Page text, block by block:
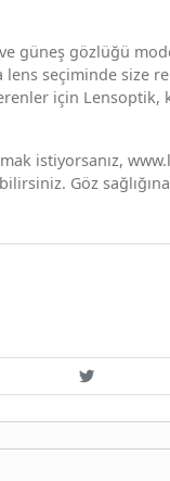
güneş gözlüğü
seçiminde size
için
istiyorsanız,
Göz